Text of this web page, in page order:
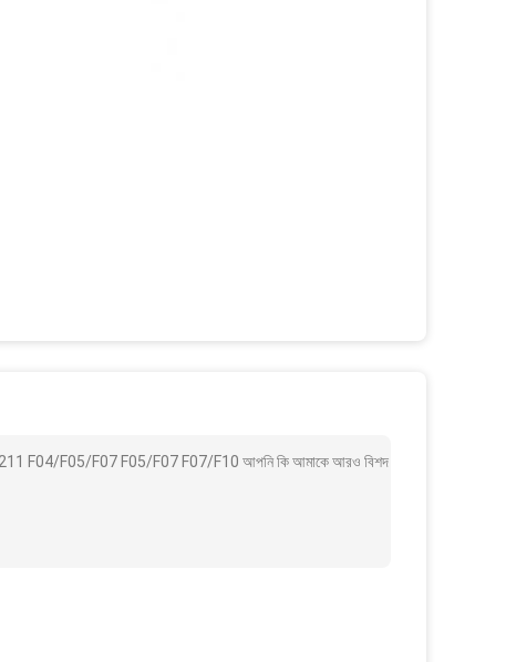
F04/F05/F07 F05/F07 F07/F10 আপনি কি আমাকে আরও বিশদ